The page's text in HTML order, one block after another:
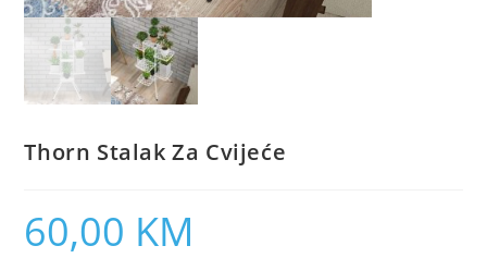
Thorn Stalak Za Cvijeće
60,00 KM